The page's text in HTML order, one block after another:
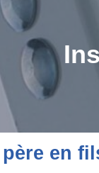
en